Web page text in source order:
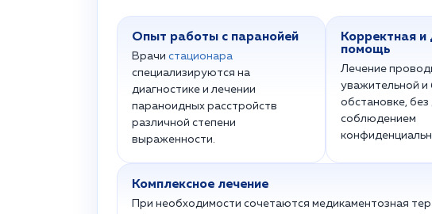
Опыт работы с паранойей
Врачи стационара
специализируются на
диагностике и лечении
параноидных расстройств
различной степени
выраженности.
Корректная и
помощь
Лечение
уважительной и
обстановке, без
соблюдением
Комплексное лечение
При необходимости сочетаются медикаментозная